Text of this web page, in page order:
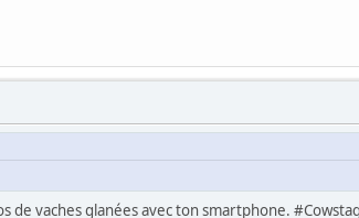
de vaches glanées avec ton smartphone.